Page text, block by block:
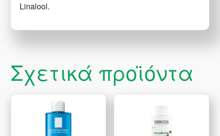
Linalool.
Σχετικά προϊόντα